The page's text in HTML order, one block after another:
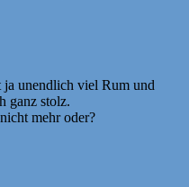
unendlich viel Rum und
ganz stolz.
mehr oder?